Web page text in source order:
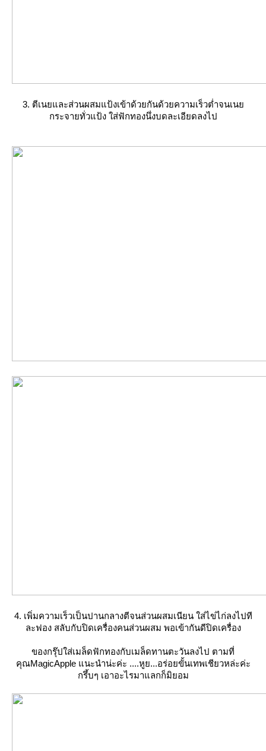
3. ตีเนยและส่วนผสมแป้งเข้าด้วยกันด้วยความเร็วต่ำจนเนย
กระจายทั่วแป้ง ใส่ฟักทองนึ่งบดละเอียดลงไป
4. เพิ่มความเร็วเป็นปานกลางตีจนส่วนผสมเนียน ใส่ไข่ไก่ลงไปที
ละฟอง สลับกับปิดเครื่องคนส่วนผสม พอเข้ากันดีปิดเครื่อง
ของกรุ๊ปใส่เมล็ดฟักทองกับเมล็ดทานตะวันลงไป ตามที่
คุณMagicApple แนะนำน่ะค่ะ ....หูย...อร่อยขั้นเทพเชียวหล่ะค่ะ
กรึ้บๆ เอาอะไรมาแลกก็มิยอม